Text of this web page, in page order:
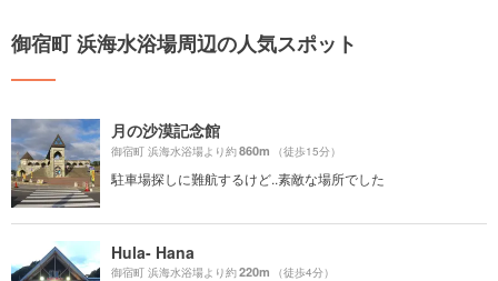
御宿町 浜海水浴場周辺の人気スポット
月の沙漠記念館
御宿町 浜海水浴場より約860m （徒歩15分）
駐車場探しに難航するけど..素敵な場所でした
Hula- Hana
御宿町 浜海水浴場より約220m （徒歩4分）